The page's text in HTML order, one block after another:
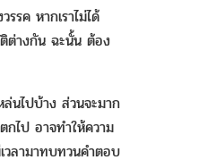
รค หากเราไม่ได้
ต่างกัน ฉะนั้น ต้อง
ล่นไปบ้าง ส่วนจะมาก
กไป อาจทำให้ความ
วลามาทบทวนคำตอบ